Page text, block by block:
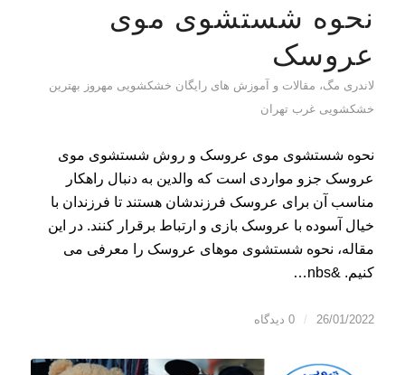
نحوه شستشوی موی
عروسک
لاندری مگ، مقالات و آموزش های رایگان خشکشویی مهروز بهترین
خشکشویی غرب تهران
نحوه شستشوی موی عروسک و روش شستشوی موی
عروسک جزو مواردی است که والدین به دنبال راهکار
مناسب آن برای عروسک فرزندشان هستند تا فرزندان با
خیال آسوده با عروسک بازی و ارتباط برقرار کنند. در این
مقاله، نحوه شستشوی موهای عروسک را معرفی می
کنیم. &nbs…
26/01/2022
/ 0 دیدگاه